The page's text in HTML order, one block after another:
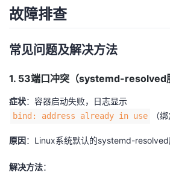
故障排查
常见问题及解决方法
1. 53端口冲突（systemd-resolved
症状：容器启动失败，日志显示
bind: address already in use （
原因：Linux系统默认的systemd-resolved
解决方法：